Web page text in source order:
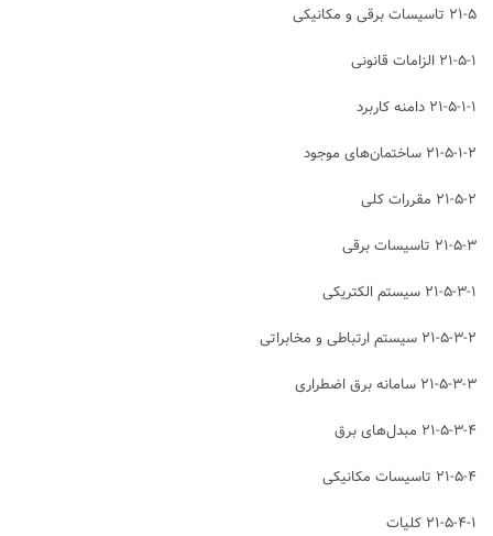
۲۱-۵ تاسیسات برقی و مکانیکی
۲۱-۵-۱ الزامات قانونی
۲۱-۵-۱-۱ دامنه کاربرد
۲۱-۵-۱-۲ ساختمان‌های موجود
۲۱-۵-۲ مقررات کلی
۲۱-۵-۳ تاسیسات برقی
۲۱-۵-۳-۱ سیستم الکتریکی
۲۱-۵-۳-۲ سیستم ارتباطی و مخابراتی
۲۱-۵-۳-۳ سامانه برق اضطراری
۲۱-۵-۳-۴ مبدل‌های برق
۲۱-۵-۴ تاسیسات مکانیکی
۲۱-۵-۴-۱ کلیات